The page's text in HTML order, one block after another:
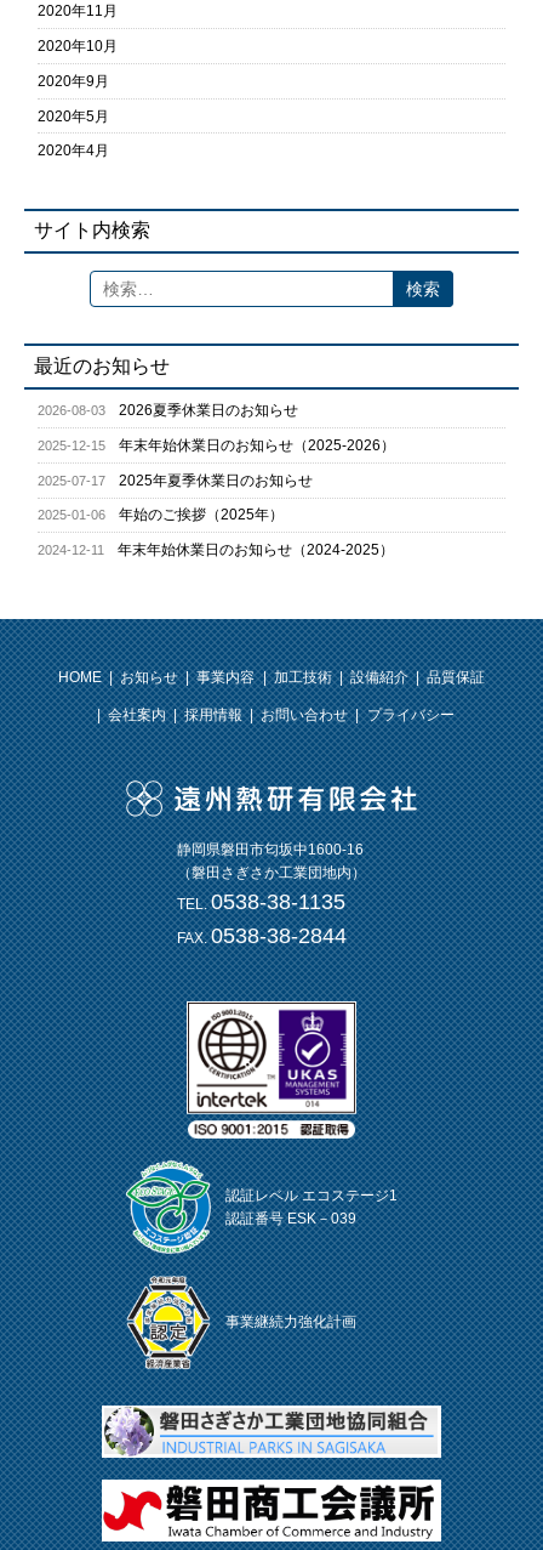
2020年11月
2020年10月
2020年9月
2020年5月
2020年4月
サイト内検索
最近のお知らせ
2026夏季休業日のお知らせ
2026-08-03
年末年始休業日のお知らせ（2025-2026）
2025-12-15
2025年夏季休業日のお知らせ
2025-07-17
年始のご挨拶（2025年）
2025-01-06
年末年始休業日のお知らせ（2024-2025）
2024-12-11
HOME お知らせ 事業内容 加工技術 設備紹介 品質保証
会社案内 採用情報 お問い合わせ プライバシー
静岡県磐田市匂坂中1600-16
（磐田さぎさか工業団地内）
TEL.0538-38-1135
FAX.0538-38-2844
認証レベル エコステージ1
認証番号 ESK－039
事業継続力強化計画